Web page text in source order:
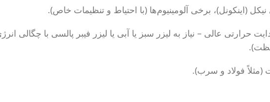
نیکل (اینکونل)، برخی آلومینیوم‌ها (با احتیاط و تنظیمات خاص).
(مثلاً فولاد و سرب).